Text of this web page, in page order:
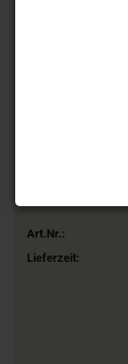
Art.Nr.:
Lieferzeit: